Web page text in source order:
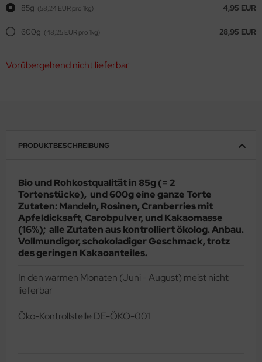
85g (58,24 EUR pro 1kg) 4,95 EUR
600g (48,25 EUR pro 1kg) 28,95 EUR
Vorübergehend nicht lieferbar
PRODUKTBESCHREIBUNG
Bio und Rohkostqualität in 85g (= 2
Tortenstücke), und 600g eine ganze Torte
Zutaten:Mandeln, Rosinen, Cranberries mit
Apfeldicksaft, Carobpulver, und Kakaomasse
(16%); alle Zutaten aus kontrolliert ökolog. Anbau.
Vollmundiger, schokoladiger Geschmack, trotz
des geringen Kakaoanteiles.
In den warmen Monaten (Juni - August) meist nicht
lieferbar
Öko-Kontrollstelle DE-ÖKO-001